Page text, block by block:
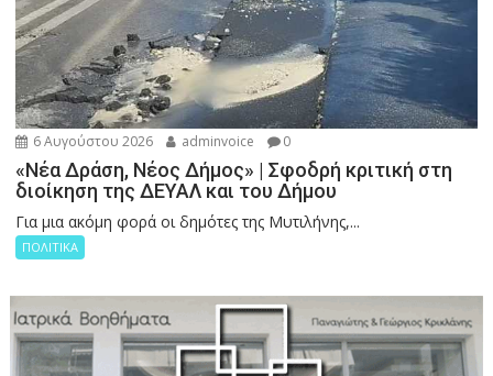
6 Αυγούστου 2026 adminvoice 0
«Νέα Δράση, Νέος Δήμος» | Σφοδρή κριτική στη
διοίκηση της ΔΕΥΑΛ και του Δήμου
Για μια ακόμη φορά οι δημότες της Μυτιλήνης,...
ΠΟΛΙΤΙΚΑ